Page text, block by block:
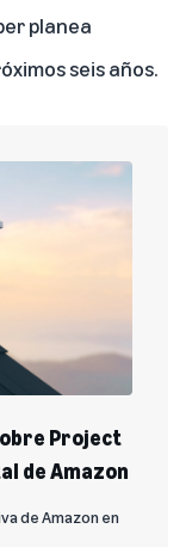
planea
seis años.
Project
de Amazon
de Amazon en